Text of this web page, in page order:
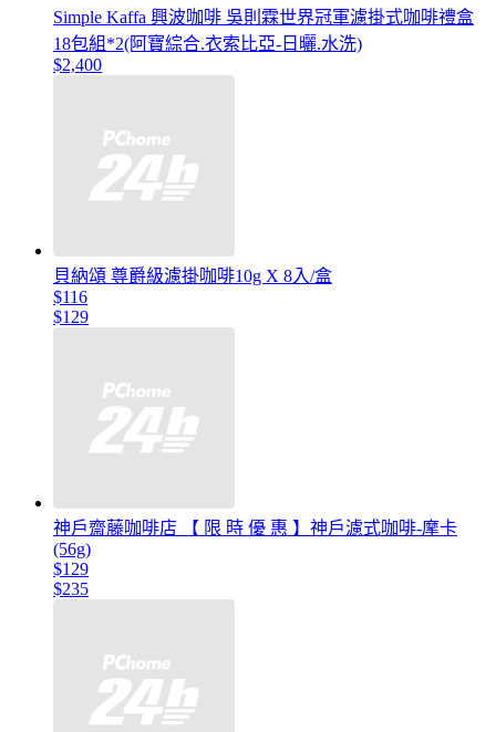
Simple Kaffa 興波咖啡 吳則霖世界冠軍濾掛式咖啡禮盒
18包組*2(阿寶綜合.衣索比亞-日曬.水洗)
$2,400
貝納頌 尊爵級濾掛咖啡10g X 8入/盒
$116
$129
神戶齋藤咖啡店 【 限 時 優 惠 】神戶濾式咖啡-摩卡
(56g)
$129
$235